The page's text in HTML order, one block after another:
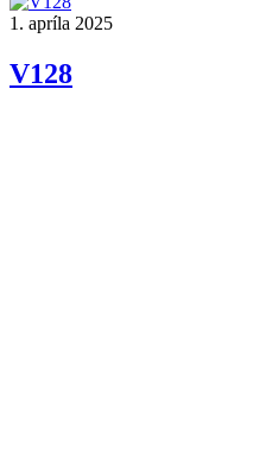
1. apríla 2025
V128